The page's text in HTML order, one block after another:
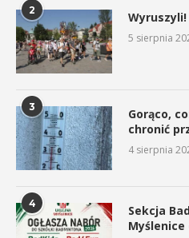
2
5 sierpnia
3
Gorąco,
chronić
4 sierpnia
4
Sekcja
Myślenice